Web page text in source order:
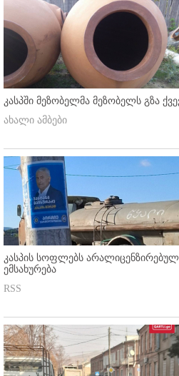
კასპში მეზობელმა მეზობელს გზა
ახალი ამბები
კასპის სოფლებს
ემსახურება
RSS